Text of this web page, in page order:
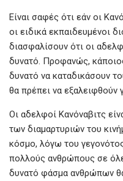
Είναι σαφές ότι εάν οι
οι ειδικά εκπαιδευμένοι
διασφαλίσουν ότι οι
δυνατό. Προφανώς,
δυνατό να καταδικάσουν
θα πρέπει να εξαλειφθούν
Οι αδελφοί Κανόναβιτς
των διαμαρτυριών του
κόσμο, λόγω του
πολλούς ανθρώπους σε
δυνατό φάσμα ανθρώπων